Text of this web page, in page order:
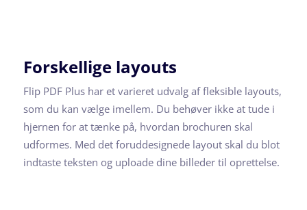
Forskellige layouts
Flip PDF Plus har et varieret udvalg af fleksible layouts,
som du kan vælge imellem. Du behøver ikke at tude i
hjernen for at tænke på, hvordan brochuren skal
udformes. Med det foruddesignede layout skal du blot
indtaste teksten og uploade dine billeder til oprettelse.